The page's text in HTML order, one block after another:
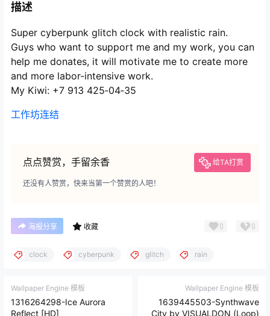
描述
Super cyberpunk glitch clock with realistic rain.
Guys who want to support me and my work, you can
help me donates, it will motivate me to create more
and more labor-intensive work.
My Kiwi: +7 913 425‑04‑35
工作坊连结
点点赞赏，手留余香 给TA打赏
还没有人赞赏，快来当第一个赞赏的人吧！
海报分享 收藏 0 0
clock cyberpunk glitch rain
Wallpaper Engine 模板
1316264298-Ice Aurora
Reflect [HD]
Wallpaper Engine 模板
1639445503-Synthwave
City by VISUALDON (Loop)